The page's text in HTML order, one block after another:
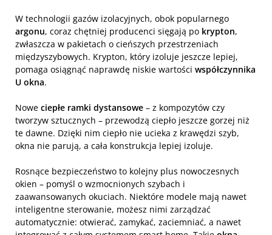
W technologii gazów izolacyjnych, obok popularnego
argonu, coraz chętniej producenci sięgają po krypton,
zwłaszcza w pakietach o cieńszych przestrzeniach
międzyszybowych. Krypton, który izoluje jeszcze lepiej,
pomaga osiągnąć naprawdę niskie wartości współczynnika
U okna.
Nowe ciepłe ramki dystansowe – z kompozytów czy
tworzyw sztucznych – przewodzą ciepło jeszcze gorzej niż
te dawne. Dzięki nim ciepło nie ucieka z krawędzi szyb,
okna nie parują, a cała konstrukcja lepiej izoluje.
Rosnące bezpieczeństwo to kolejny plus nowoczesnych
okien – pomyśl o wzmocnionych szybach i
zaawansowanych okuciach. Niektóre modele mają nawet
inteligentne sterowanie, możesz nimi zarządzać
automatycznie: otwierać, zamykać, zaciemniać, a nawet